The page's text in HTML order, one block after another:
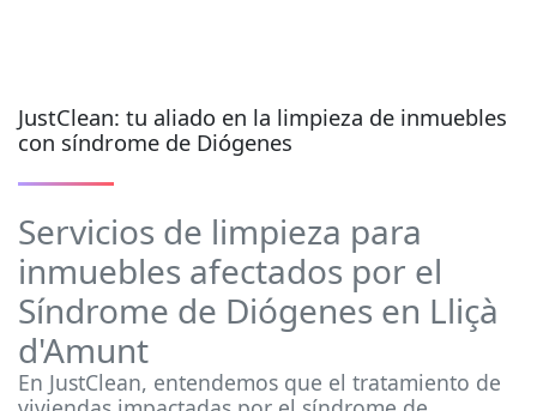
JustClean: tu aliado en la limpieza de inmuebles
con síndrome de Diógenes
Servicios de limpieza para
inmuebles afectados por el
Síndrome de Diógenes en Lliçà
d'Amunt
En JustClean, entendemos que el tratamiento de